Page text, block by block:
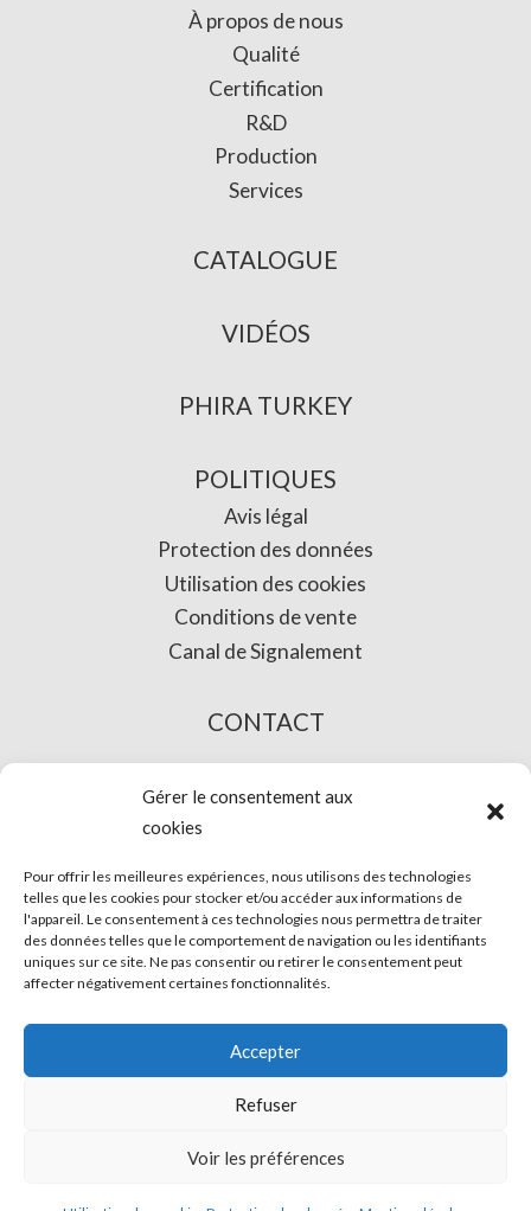
Gérer le consentement aux
cookies
Pour offrir les meilleures expériences, nous utilisons des technologies
telles que les cookies pour stocker et/ou accéder aux informations de
l'appareil. Le consentement à ces technologies nous permettra de traiter
des données telles que le comportement de navigation ou les identifiants
uniques sur ce site. Ne pas consentir ou retirer le consentement peut
affecter négativement certaines fonctionnalités.
Accepter
Refuser
Voir les préférences
À propos de nous
Qualité
Certification
R&D
Production
Services
CATALOGUE
VIDÉOS
PHIRA TURKEY
POLITIQUES
Avis légal
Protection des données
Utilisation des cookies
Conditions de vente
Canal de Signalement
CONTACT
L’ACHAT EN LIGNE
Avis légal
Utilisation des cookies